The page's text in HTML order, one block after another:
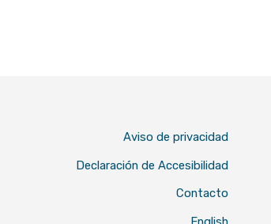
Aviso de privacidad
Declaración de Accesibilidad
Contacto